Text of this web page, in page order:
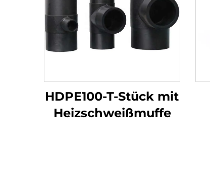
HDPE100-T-Stück mit
Heizschweißmuffe